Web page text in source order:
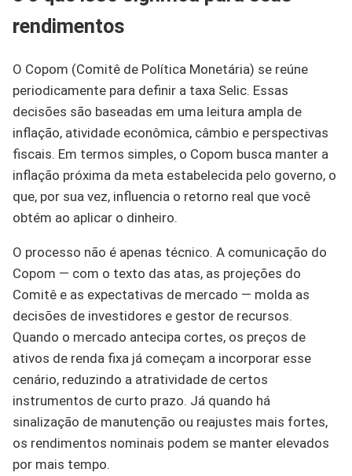
rendimentos
O Copom (Comitê de Política Monetária) se reúne
periodicamente para definir a taxa Selic. Essas
decisões são baseadas em uma leitura ampla de
inflação, atividade econômica, câmbio e perspectivas
fiscais. Em termos simples, o Copom busca manter a
inflação próxima da meta estabelecida pelo governo, o
que, por sua vez, influencia o retorno real que você
obtém ao aplicar o dinheiro.
O processo não é apenas técnico. A comunicação do
Copom — com o texto das atas, as projeções do
Comitê e as expectativas de mercado — molda as
decisões de investidores e gestor de recursos.
Quando o mercado antecipa cortes, os preços de
ativos de renda fixa já começam a incorporar esse
cenário, reduzindo a atratividade de certos
instrumentos de curto prazo. Já quando há
sinalização de manutenção ou reajustes mais fortes,
os rendimentos nominais podem se manter elevados
por mais tempo.